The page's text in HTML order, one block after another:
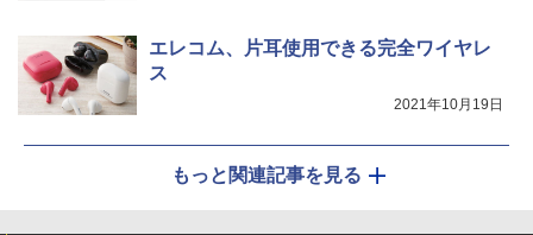
エレコム、片耳使用できる完全ワイヤレ
ス
2021年10月19日
もっと関連記事を見る